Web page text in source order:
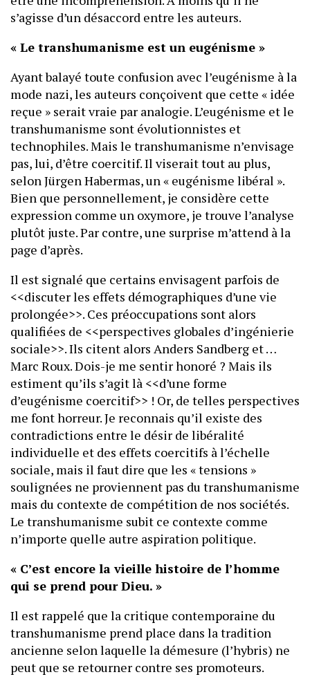
s’agisse d’un désaccord entre les auteurs.
« Le transhumanisme est un eugénisme »
Ayant balayé toute confusion avec l’eugénisme à la
mode nazi, les auteurs conçoivent que cette « idée
reçue » serait vraie par analogie. L’eugénisme et le
transhumanisme sont évolutionnistes et
technophiles. Mais le transhumanisme n’envisage
pas, lui, d’être coercitif. Il viserait tout au plus,
selon Jürgen Habermas, un « eugénisme libéral ».
Bien que personnellement, je considère cette
expression comme un oxymore, je trouve l’analyse
plutôt juste. Par contre, une surprise m’attend à la
page d’après.
Il est signalé que certains envisagent parfois de
<<discuter les effets démographiques d’une vie
prolongée>>. Ces préoccupations sont alors
qualifiées de <<perspectives globales d’ingénierie
sociale>>. Ils citent alors Anders Sandberg et …
Marc Roux. Dois-je me sentir honoré ? Mais ils
estiment qu’ils s’agit là <<d’une forme
d’eugénisme coercitif>> ! Or, de telles perspectives
me font horreur. Je reconnais qu’il existe des
contradictions entre le désir de libéralité
individuelle et des effets coercitifs à l’échelle
sociale, mais il faut dire que les « tensions »
soulignées ne proviennent pas du transhumanisme
mais du contexte de compétition de nos sociétés.
Le transhumanisme subit ce contexte comme
n’importe quelle autre aspiration politique.
« C’est encore la vieille histoire de l’homme
qui se prend pour Dieu. »
Il est rappelé que la critique contemporaine du
transhumanisme prend place dans la tradition
ancienne selon laquelle la démesure (l’hybris) ne
peut que se retourner contre ses promoteurs.